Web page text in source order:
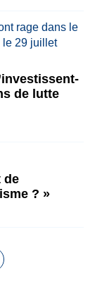
de lutte
de
? »